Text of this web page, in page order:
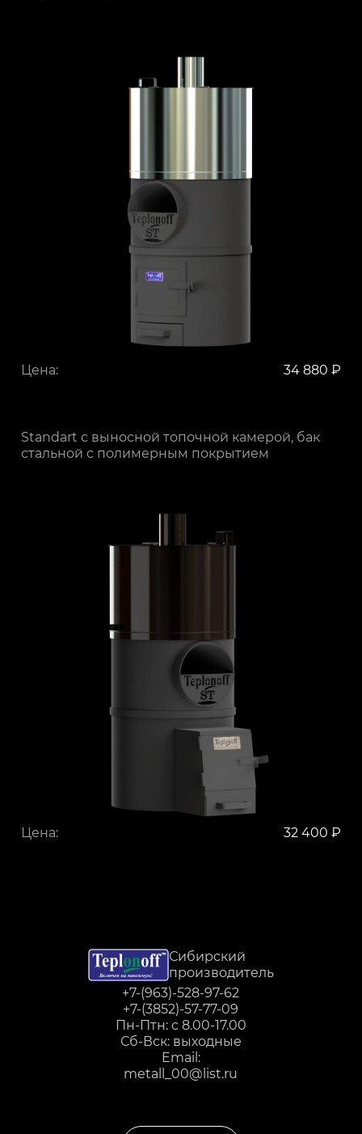
Цена: 34 880 ₽
Standart с выносной топочной камерой, бак
стальной с полимерным покрытием
Цена: 32 400 ₽
Сибирский
производитель
+7-(963)-528-97-62
+7-(3852)-57-77-09
Пн-Птн: с 8.00-17.00
Сб-Вск: выходные
Email:
metall_00@list.ru